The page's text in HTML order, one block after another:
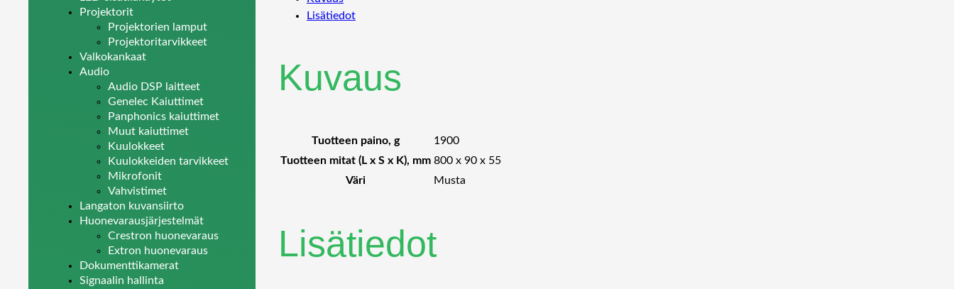
Projektorit
Projektorien lamput
Projektoritarvikkeet
Valkokankaat
Audio
Audio DSP laitteet
Genelec Kaiuttimet
Panphonics kaiuttimet
Muut kaiuttimet
Kuulokkeet
Kuulokkeiden tarvikkeet
Mikrofonit
Vahvistimet
Langaton kuvansiirto
Huonevarausjärjestelmät
Crestron huonevaraus
Extron huonevaraus
Dokumenttikamerat
Signaalin hallinta
Lisätiedot
Kuvaus
Tuotteen paino, g
1900
Tuotteen mitat (L x S x K), mm 800 x 90 x 55
Väri
Musta
Lisätiedot